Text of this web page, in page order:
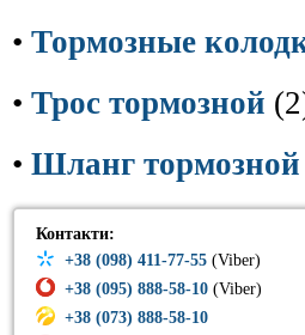
• Тормозные
• Трос тормозной
• Шланг тормозной
Контакти:
+38 (098) 411-77-55 (Viber)
+38 (095) 888-58-10 (Viber)
+38 (073) 888-58-10